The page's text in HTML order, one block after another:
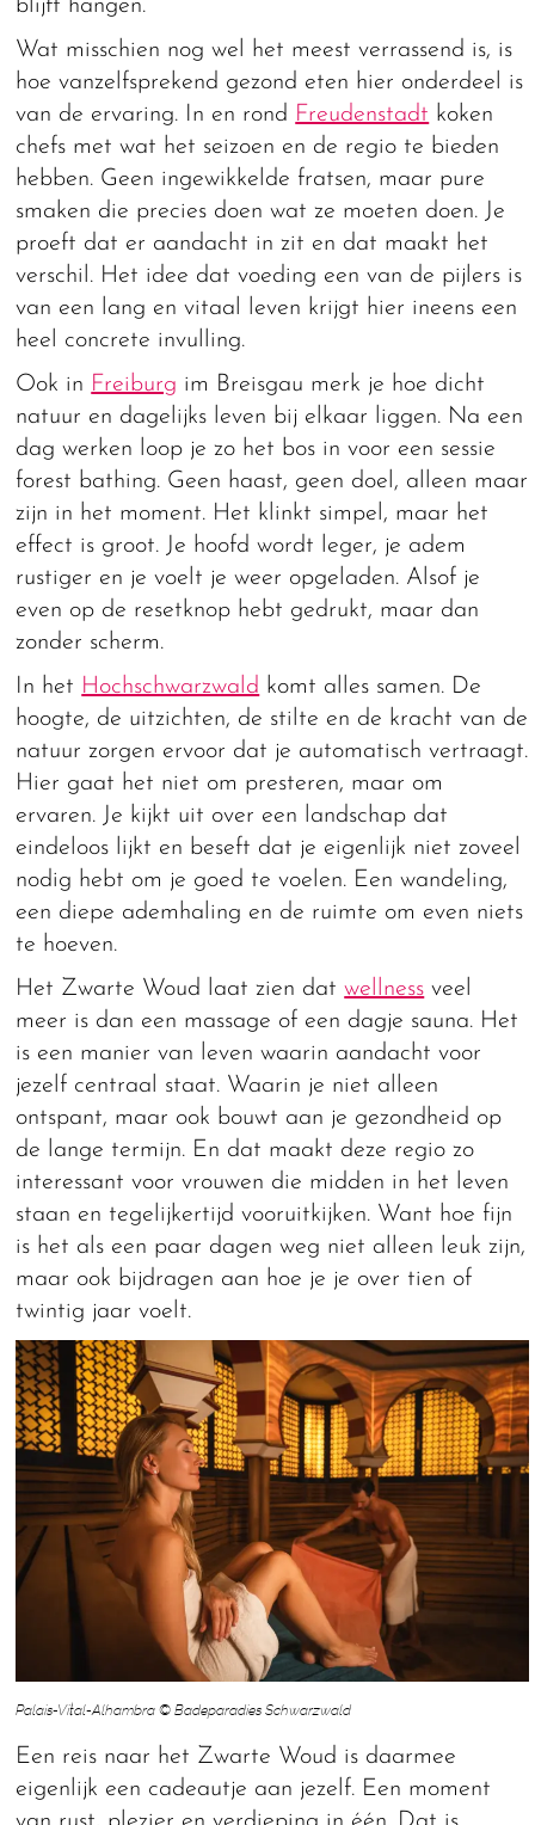
blijft hangen.
Wat misschien nog wel het meest verrassend is, is
hoe vanzelfsprekend gezond eten hier onderdeel is
van de ervaring. In en rond Freudenstadt koken
chefs met wat het seizoen en de regio te bieden
hebben. Geen ingewikkelde fratsen, maar pure
smaken die precies doen wat ze moeten doen. Je
proeft dat er aandacht in zit en dat maakt het
verschil. Het idee dat voeding een van de pijlers is
van een lang en vitaal leven krijgt hier ineens een
heel concrete invulling.
Ook in Freiburg im Breisgau merk je hoe dicht
natuur en dagelijks leven bij elkaar liggen. Na een
dag werken loop je zo het bos in voor een sessie
forest bathing. Geen haast, geen doel, alleen maar
zijn in het moment. Het klinkt simpel, maar het
effect is groot. Je hoofd wordt leger, je adem
rustiger en je voelt je weer opgeladen. Alsof je
even op de resetknop hebt gedrukt, maar dan
zonder scherm.
In het Hochschwarzwald komt alles samen. De
hoogte, de uitzichten, de stilte en de kracht van de
natuur zorgen ervoor dat je automatisch vertraagt.
Hier gaat het niet om presteren, maar om
ervaren. Je kijkt uit over een landschap dat
eindeloos lijkt en beseft dat je eigenlijk niet zoveel
nodig hebt om je goed te voelen. Een wandeling,
een diepe ademhaling en de ruimte om even niets
te hoeven.
Het Zwarte Woud laat zien datwellness veel
meer is dan een massage of een dagje sauna. Het
is een manier van leven waarin aandacht voor
jezelf centraal staat. Waarin je niet alleen
ontspant, maar ook bouwt aan je gezondheid op
de lange termijn. En dat maakt deze regio zo
interessant voor vrouwen die midden in het leven
staan en tegelijkertijd vooruitkijken. Want hoe fijn
is het als een paar dagen weg niet alleen leuk zijn,
maar ook bijdragen aan hoe je je over tien of
twintig jaar voelt.
Palais-Vital-Alhambra © Badeparadies Schwarzwald
Een reis naar het Zwarte Woud is daarmee
eigenlijk een cadeautje aan jezelf. Een moment